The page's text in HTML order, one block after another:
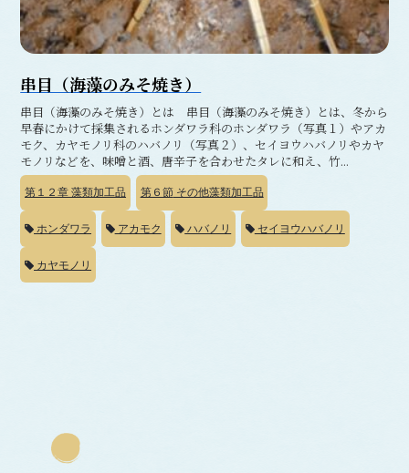
串目（海藻のみそ焼き）
串目（海藻のみそ焼き）とは 串目（海藻のみそ焼き）とは、冬から
早春にかけて採集されるホンダワラ科のホンダワラ（写真１）やアカ
モク、カヤモノリ科のハバノリ（写真２）、セイヨウハバノリやカヤ
モノリなどを、味噌と酒、唐辛子を合わせたタレに和え、竹...
第１２章 藻類加工品 第６節その他藻類加工品
ホンダワラ アカモク ハバノリ セイヨウハバノリ
カヤモノリ